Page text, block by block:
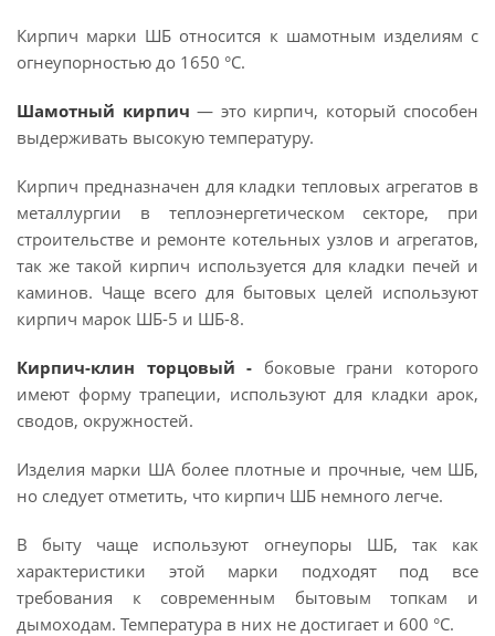
Кирпич марки ШБ относится к шамотным изделиям с
огнеупорностью до 1650 °С.
Шамотный кирпич — это кирпич, который способен
выдерживать высокую температуру.
Кирпич предназначен для кладки тепловых агрегатов в
металлургии в теплоэнергетическом секторе, при
строительстве и ремонте котельных узлов и агрегатов,
так же такой кирпич используется для кладки печей и
каминов. Чаще всего для бытовых целей используют
кирпич марок ШБ-5 и ШБ-8.
Кирпич-клин торцовый - боковые грани которого
имеют форму трапеции, используют для кладки арок,
сводов, окружностей.
Изделия марки ША более плотные и прочные, чем ШБ,
но следует отметить, что кирпич ШБ немного легче.
В быту чаще используют огнеупоры ШБ, так как
характеристики этой марки подходят под все
требования к современным бытовым топкам и
дымоходам. Температура в них не достигает и 600 °С.